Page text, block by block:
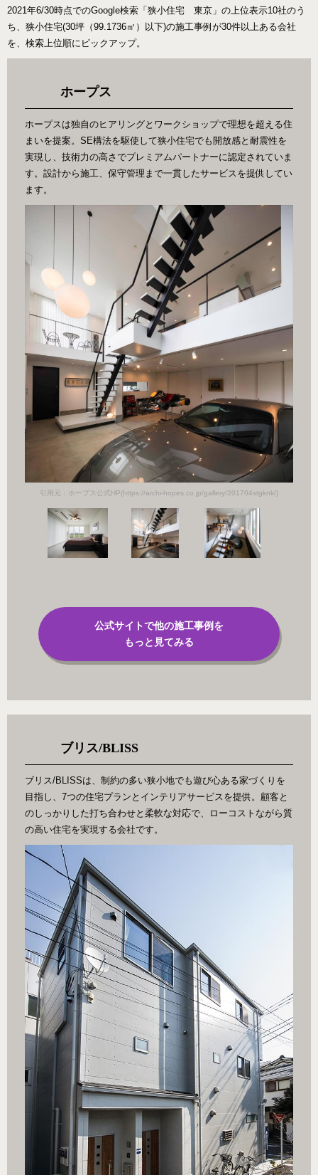
2021年6/30時点でのGoogle検索「狭小住宅 東京」の上位表示10社のう
ち、狭小住宅(30坪（99.1736㎡）以下)の施工事例が30件以上ある会社
を、検索上位順にピックアップ。
ホープス
ホープスは独自のヒアリングとワークショップで理想を超える住
まいを提案。SE構法を駆使して狭小住宅でも開放感と耐震性を
実現し、技術力の高さでプレミアムパートナーに認定されていま
す。設計から施工、保守管理まで一貫したサービスを提供してい
ます。
引用元：ホープス公式HP(https://archi-hopes.co.jp/gallery/201704stgknk/)
公式サイトで他の施工事例を
もっと見てみる
ブリス/BLISS
ブリス/BLISSは、制約の多い狭小地でも遊び心ある家づくりを
目指し、7つの住宅プランとインテリアサービスを提供。顧客と
のしっかりした打ち合わせと柔軟な対応で、ローコストながら質
の高い住宅を実現する会社です。